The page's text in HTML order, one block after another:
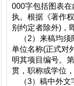
000字包括图表
执。根据《著作
别约定者除外)，
（2）来稿均须
单位名称(正式对
明其项目编号。
贯，职称或学位
（3）稿中外文